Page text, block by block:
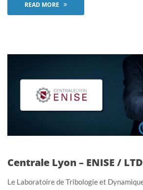
READ MORE
Centrale Lyon – ENISE /
Le Laboratoire de Tribologie et